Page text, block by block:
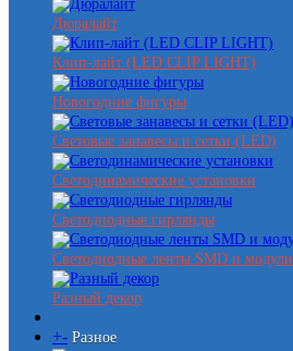
Дюралайт
Клип-лайт (LED CLIP LIGHT)
Новогодние фигуры
Световые занавесы и сетки (LED)
Светодинамические установки
Светодиодные гирлянды
Светодиодные ленты SMD и модули
Разный декор
+- Разное